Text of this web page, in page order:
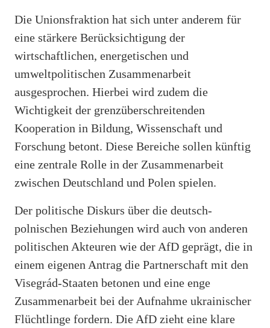
Die Unionsfraktion hat sich unter anderem für
eine stärkere Berücksichtigung der
wirtschaftlichen, energetischen und
umweltpolitischen Zusammenarbeit
ausgesprochen. Hierbei wird zudem die
Wichtigkeit der grenzüberschreitenden
Kooperation in Bildung, Wissenschaft und
Forschung betont. Diese Bereiche sollen künftig
eine zentrale Rolle in der Zusammenarbeit
zwischen Deutschland und Polen spielen.
Der politische Diskurs über die deutsch-
polnischen Beziehungen wird auch von anderen
politischen Akteuren wie der AfD geprägt, die in
einem eigenen Antrag die Partnerschaft mit den
Visegrád-Staaten betonen und eine enge
Zusammenarbeit bei der Aufnahme ukrainischer
Flüchtlinge fordern. Die AfD zieht eine klare